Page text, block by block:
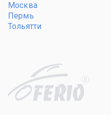
Москва
Пермь
Тольятти
R